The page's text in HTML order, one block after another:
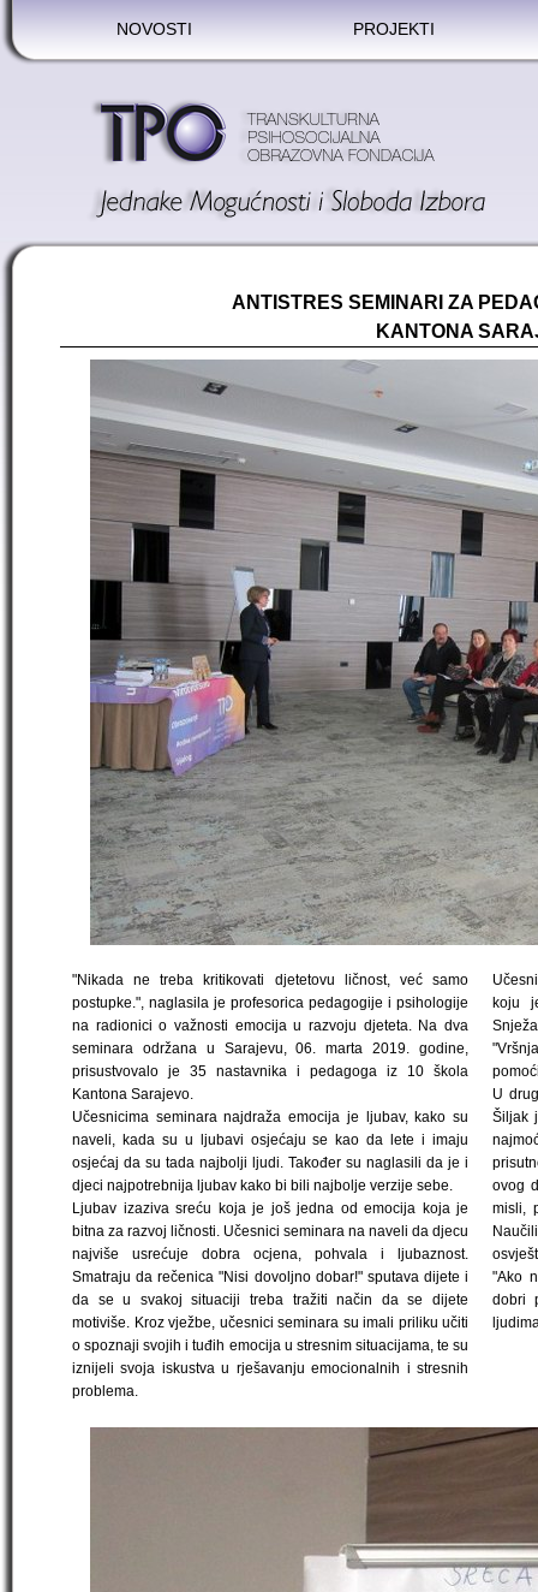
NOVOSTI PROJEKTI
ANTISTRES SEMINARI ZA
KANTONA
"Nikada ne treba kritikovati djetetovu ličnost, već samo
postupke.", naglasila je profesorica pedagogije i psihologije
na radionici o važnosti emocija u razvoju djeteta. Na dva
seminara održana u Sarajevu, 06. marta 2019. godine,
prisustvovalo je 35 nastavnika i pedagoga iz 10 škola
Kantona Sarajevo.
Učesnicima seminara najdraža emocija je ljubav, kako su
naveli, kada su u ljubavi osjećaju se kao da lete i imaju
osjećaj da su tada najbolji ljudi. Također su naglasili da je i
djeci najpotrebnija ljubav kako bi bili najbolje verzije sebe.
Ljubav izaziva sreću koja je još jedna od emocija koja je
bitna za razvoj ličnosti. Učesnici seminara na naveli da djecu
najviše usrećuje dobra ocjena, pohvala i ljubaznost.
Smatraju da rečenica "Nisi dovoljno dobar!" sputava dijete i
da se u svakoj situaciji treba tražiti način da se dijete
motiviše. Kroz vježbe, učesnici seminara su imali priliku učiti
o spoznaji svojih i tuđih emocija u stresnim situacijama, te su
iznijeli svoja iskustva u rješavanju emocionalnih i stresnih
problema.
koju
U
Šiljak
ovog
misli,
"Ako
dobri